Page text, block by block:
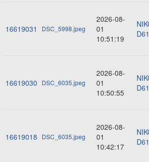
16619031 DSC_5998.jpeg
2026-08-
01
10:51:19
16619030 DSC_6035.jpeg
2026-08-
01
10:50:55
16619018 DSC_6035.jpeg
2026-08-
01
10:42:17